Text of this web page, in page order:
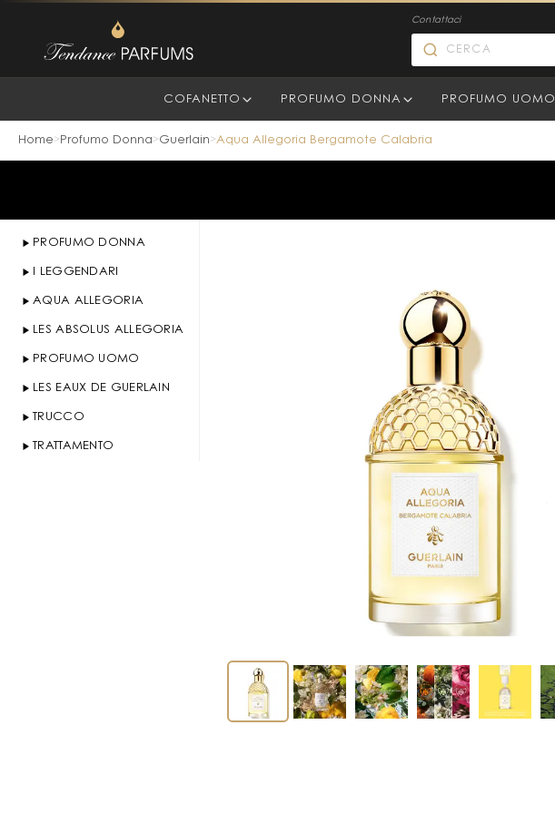
Contattaci
COFANETTO PROFUMO DONNA PROFUMO UOMO
Home> Profumo Donna>Guerlain>Aqua Allegoria Bergamote Calabria
PROFUMO DONNA
I LEGGENDARI
AQUA ALLEGORIA
LES ABSOLUS ALLEGORIA
PROFUMO UOMO
LES EAUX DE GUERLAIN
TRUCCO
TRATTAMENTO